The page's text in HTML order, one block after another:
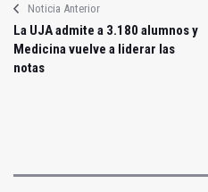
Noticia Anterior
La UJA admite a 3.180 alumnos y
Medicina vuelve a liderar las
notas